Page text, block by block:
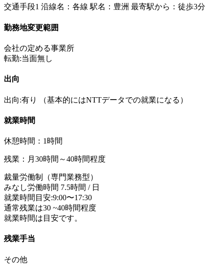
交通手段1 沿線名：各線 駅名：豊洲 最寄駅から：徒歩3分
勤務地変更範囲
会社の定める事業所
転勤:当面無し
出向
出向:有り （基本的にはNTTデータでの就業になる）
就業時間
休憩時間：1時間
残業：月30時間～40時間程度
裁量労働制（専門業務型）
みなし労働時間 7.5時間 / 日
就業時間目安:9:00〜17:30
通常残業は30 ~40時間程度
就業時間は目安です。
残業手当
その他